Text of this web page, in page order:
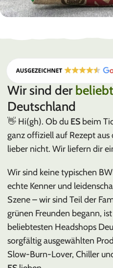
RAW
Wir sind der
Deutschland
👋 Hi(gh). Ob du ES beim
ganz offiziell auf Rezept
lieber nicht. Wir liefern dir
Wir sind keine typischen
echte Kenner und
Szene – wir sind Teil der
grünen Freunden begann,
beliebtesten Headshops
sorgfältig ausgewählten
Slow-Burn-Lover, Chiller